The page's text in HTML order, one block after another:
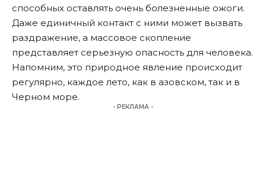
способных оставлять очень болезненные ожоги.
Даже единичный контакт с ними может вызвать
раздражение, а массовое скопление
представляет серьезную опасность для человека.
Напомним, это природное явление происходит
регулярно, каждое лето, как в азовском, так и в
Черном море.
- РЕКЛАМА -